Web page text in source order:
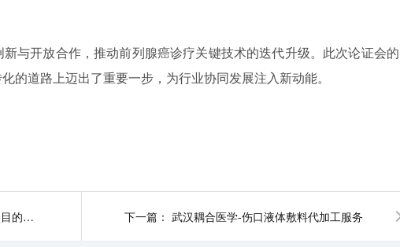
与开放合作，推动前列腺癌诊疗关键技术的迭代升级。此次论证会的
的道路上迈出了重要一步，为行业协同发展注入新动能。
关于申报2025年湖北省科技奖励项目的公示 下一篇： 武汉耦合医学-伤口液体敷料代加工服务